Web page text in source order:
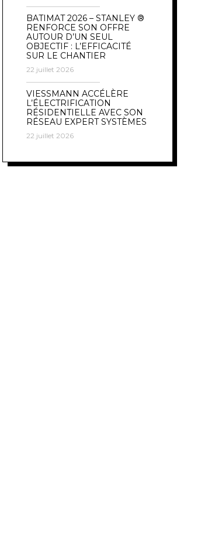
BATIMAT 2026 – STANLEY ®
RENFORCE SON OFFRE
AUTOUR D’UN SEUL
OBJECTIF : L’EFFICACITÉ
SUR LE CHANTIER
22 juillet 2026
VIESSMANN ACCÉLÈRE
L’ÉLECTRIFICATION
RÉSIDENTIELLE AVEC SON
RÉSEAU EXPERT SYSTÈMES
22 juillet 2026